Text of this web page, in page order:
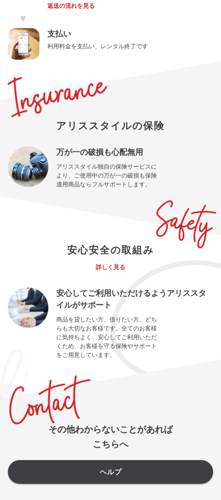
返送の流れを見る
▼
支払い
利用料金を支払い、レンタル終了です
アリススタイルの保険
万が一の破損も心配無用
アリススタイル独自の保険サービスに
より、ご使用中の万が一の破損も保険
適用商品ならフルサポートします。
安心安全の取組み
詳しく見る
安心してご利用いただけるようアリススタ
イルがサポート
商品を貸したい方、借りたい方、どち
らも大切なお客様です。全てのお客様
に気持ちよく、安心してご利用いただ
くため、お客様を守る保険やサポート
をご用意しています。
その他わからないことがあれば
こちらへ
ヘルプ